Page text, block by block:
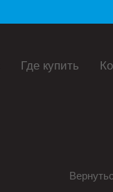
Где купить